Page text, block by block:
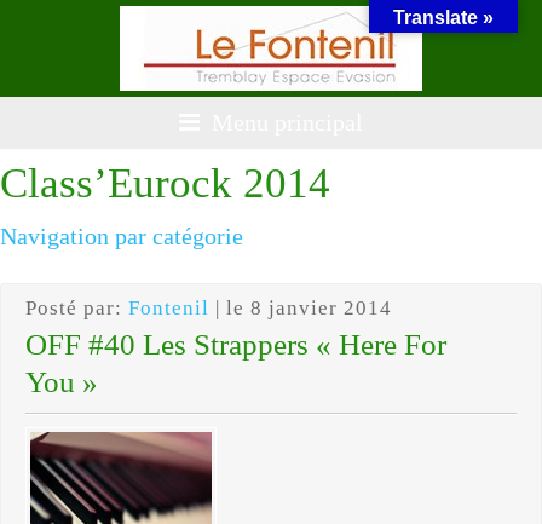
Class’Eurock 2014
Navigation par catégorie
Posté par: Fontenil | le 8 janvier 2014
OFF #40 Les Strappers « Here For
You »
Translate »